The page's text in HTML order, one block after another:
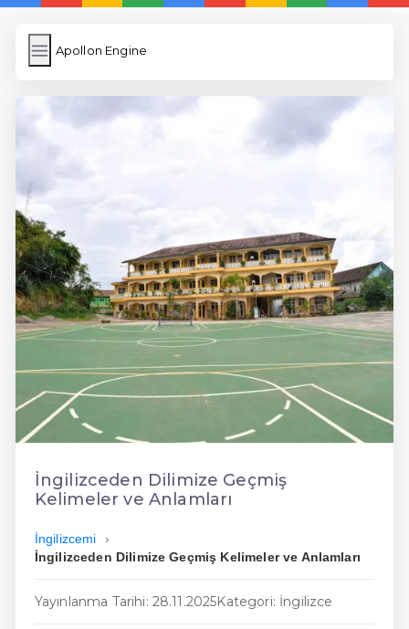
Apollon Engine
Apollon Engine
Resim Yükle
İngilizce Uygulamaları
5 Günde İngilizce
İngilizce
En Hızlı İngilizce
En Kolay İngilizce
En Ucuz İngilizce
Hızlı İngilizce
İngilizceden Dilimize Geçmiş
Kelimeler ve Anlamları
İngilizcemi
İngilizceden Dilimize Geçmiş Kelimeler ve Anlamları
Yayınlanma Tarihi: 28.11.2025Kategori: İngilizce